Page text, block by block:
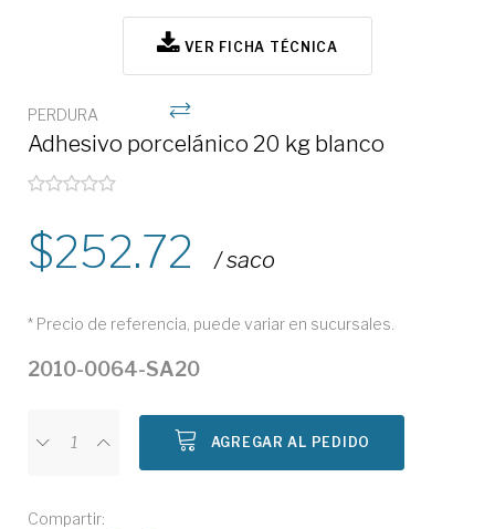
VER FICHA TÉCNICA
PERDURA
Adhesivo porcelánico 20 kg blanco
252.72 / saco
* Precio de referencia, puede variar en sucursales.
2010-0064-SA20
AGREGAR AL PEDIDO
Compartir: